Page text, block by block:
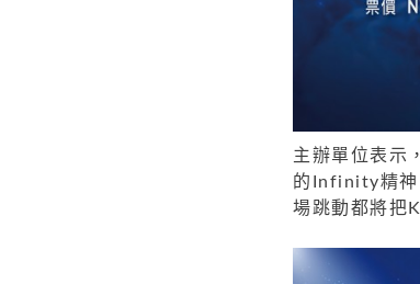
主辦單位表示
的Infinity精神
場跳動都將把